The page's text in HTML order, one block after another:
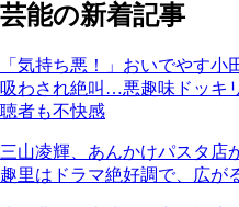
芸能の新着記事
「気持ち悪！」おいでやす小
吸わされ絶叫…悪趣味ドッキ
聴者も不快感
三山凌輝、あんかけパスタ
趣里はドラマ絶好調で、広が